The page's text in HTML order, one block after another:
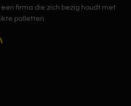
firma die zich bezig houdt met
palletten.